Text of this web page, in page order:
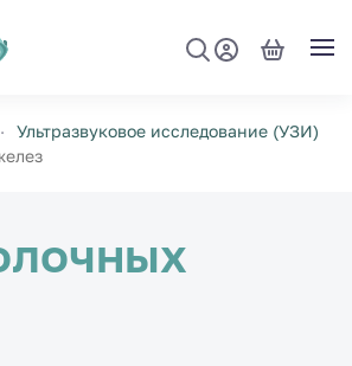
Ультразвуковое исследование (УЗИ)